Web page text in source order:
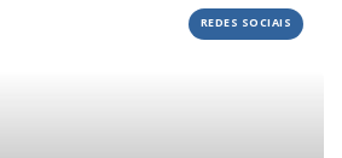
REDES SOCIAIS